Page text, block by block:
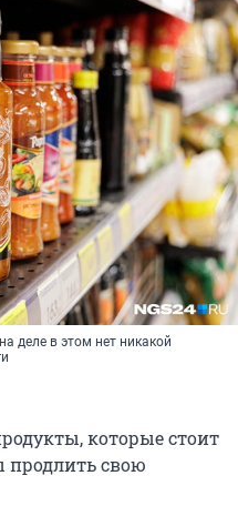
деле в этом нет никакой
которые стоит
продлить свою